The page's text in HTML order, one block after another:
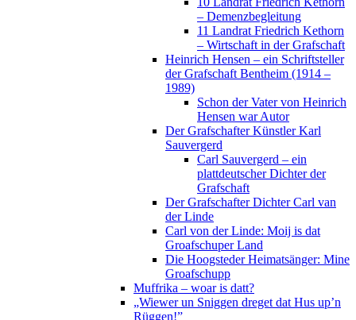
– Demenzbegleitung
11 Landrat Friedrich Kethorn
– Wirtschaft in der Grafschaft
Heinrich Hensen – ein Schriftsteller
der Grafschaft Bentheim (1914 –
1989)
Schon der Vater von Heinrich
Hensen war Autor
Der Grafschafter Künstler Karl
Sauvergerd
Carl Sauvergerd – ein
plattdeutscher Dichter der
Grafschaft
Der Grafschafter Dichter Carl van
der Linde
Carl von der Linde: Moij is dat
Groafschuper Land
Die Hoogsteder Heimatsänger: Mine
Groafschupp
Muffrika – woar is datt?
„Wiewer un Sniggen dreget dat Hus up’n
Rüggen!”